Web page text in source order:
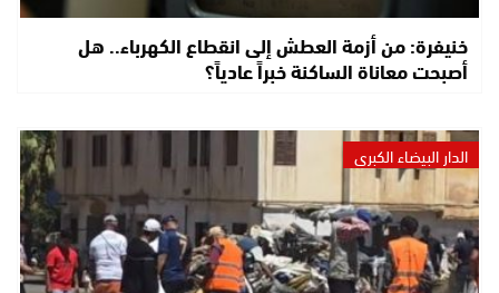
خنيفرة: من أزمة العطش إلى انقطاع الكهرباء.. هل
أصبحت معاناة الساكنة خبراً عادياً؟
الدار البيضاء الكبرى